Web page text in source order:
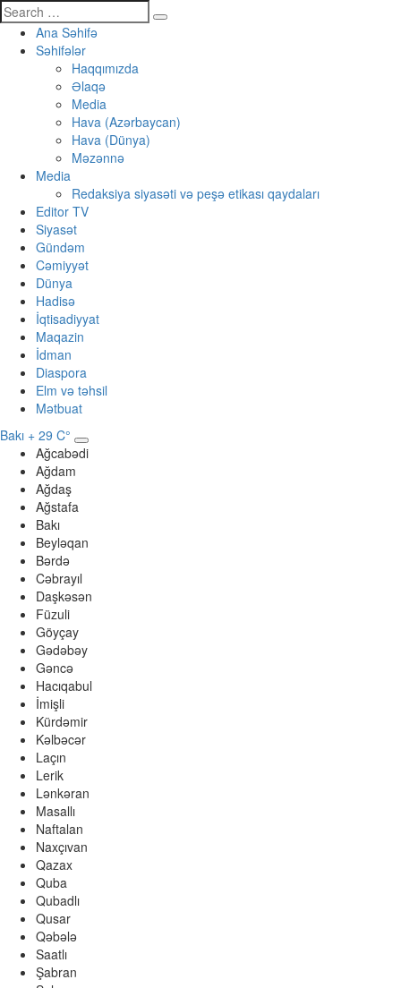
Ana Səhifə
Səhifələr
Haqqımızda
Əlaqə
Media
Hava (Azərbaycan)
Hava (Dünya)
Məzənnə
Media
Redaksiya siyasəti və peşə etikası qaydaları
Editor TV
Siyasət
Gündəm
Cəmiyyət
Dünya
Hadisə
İqtisadiyyat
Maqazin
İdman
Diaspora
Elm və təhsil
Mətbuat
Bakı + 29 C°
Ağcabədi
Ağdam
Ağdaş
Ağstafa
Bakı
Beyləqan
Bərdə
Cəbrayıl
Daşkəsən
Füzuli
Göyçay
Gədəbəy
Gəncə
Hacıqabul
İmişli
Kürdəmir
Kəlbəcər
Laçın
Lerik
Lənkəran
Masallı
Naftalan
Naxçıvan
Qazax
Quba
Qubadlı
Qusar
Qəbələ
Saatlı
Şabran